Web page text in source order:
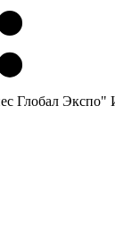
Глобал Экспо"